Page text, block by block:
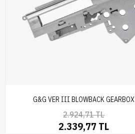
G&G VER III BLOWBACK GEARBOX
2.924,71 TL
2.339,77 TL